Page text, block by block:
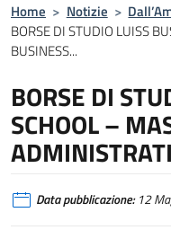
Home > Notizie >
BORSE DI STUDIO LUISS
BUSINESS...
BORSE DI
SCHOOL –
Data pubblicazione:12